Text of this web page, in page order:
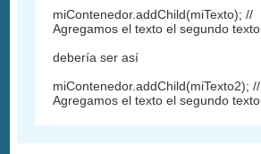
miContenedor.addChild(miTexto); //
Agregamos el texto el segundo texto
debería ser así
miContenedor.addChild(miTexto2); //
Agregamos el texto el segundo texto